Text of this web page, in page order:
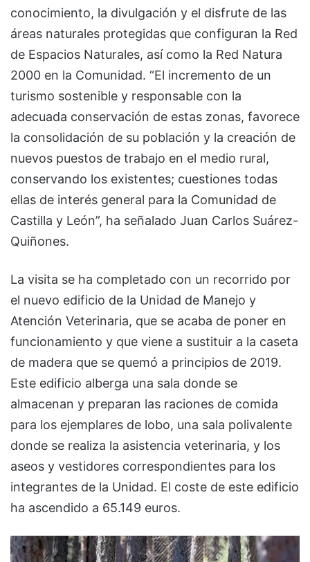
conocimiento, la divulgación y el disfrute de las
áreas naturales protegidas que configuran la Red
de Espacios Naturales, así como la Red Natura
2000 en la Comunidad. “El incremento de un
turismo sostenible y responsable con la
adecuada conservación de estas zonas, favorece
la consolidación de su población y la creación de
nuevos puestos de trabajo en el medio rural,
conservando los existentes; cuestiones todas
ellas de interés general para la Comunidad de
Castilla y León”, ha señalado Juan Carlos Suárez-
Quiñones.
La visita se ha completado con un recorrido por
el nuevo edificio de la Unidad de Manejo y
Atención Veterinaria, que se acaba de poner en
funcionamiento y que viene a sustituir a la caseta
de madera que se quemó a principios de 2019.
Este edificio alberga una sala donde se
almacenan y preparan las raciones de comida
para los ejemplares de lobo, una sala polivalente
donde se realiza la asistencia veterinaria, y los
aseos y vestidores correspondientes para los
integrantes de la Unidad. El coste de este edificio
ha ascendido a 65.149 euros.